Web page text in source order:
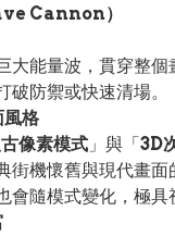
Cannon）
大能量波，貫穿整個
防禦或快速清場。
風格
像素模式 」與「 3D
街機懷舊與現代畫面
會隨模式變化，極具